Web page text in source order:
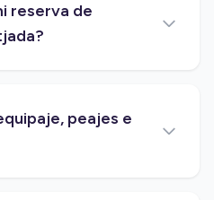
reserva de
peajes e